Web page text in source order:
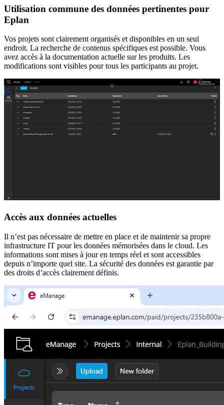
Utilisation commune des données pertinentes pour
Eplan
Vos projets sont clairement organisés et disponibles en un seul
endroit. La recherche de contenus spécifiques est possible. Vous
avez accès à la documentation actuelle sur les produits. Les
modifications sont visibles pour tous les participants au projet.
Accès aux données actuelles
Il n’est pas nécessaire de mettre en place et de maintenir sa propre
infrastructure IT pour les données mémorisées dans le cloud. Les
informations sont mises à jour en temps réel et sont accessibles
depuis n’importe quel site. La sécurité des données est garantie par
des droits d’accès clairement définis.